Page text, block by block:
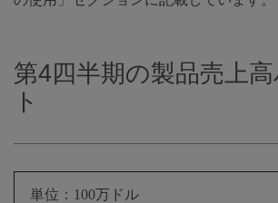
第4四半期の製品売上
ト
単位：100万ドル